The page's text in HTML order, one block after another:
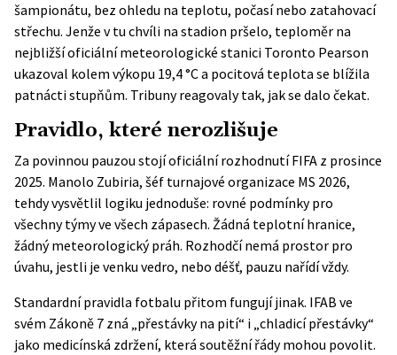
šampionátu, bez ohledu na teplotu, počasí nebo zatahovací
střechu. Jenže v tu chvíli na stadion pršelo, teploměr na
nejbližší oficiální meteorologické stanici Toronto Pearson
ukazoval kolem výkopu 19,4 °C a pocitová teplota se blížila
patnácti stupňům. Tribuny reagovaly tak, jak se dalo čekat.
Pravidlo, které nerozlišuje
Za povinnou pauzou stojíoficiální rozhodnutí FIFA z prosince
2025. Manolo Zubiria, šéf turnajové organizace MS 2026,
tehdy vysvětlil logiku jednoduše: rovné podmínky pro
všechny týmy ve všech zápasech. Žádná teplotní hranice,
žádný meteorologický práh. Rozhodčí nemá prostor pro
úvahu, jestli je venku vedro, nebo déšť, pauzu nařídí vždy.
Standardní pravidla fotbalu přitom fungují jinak. IFAB ve
svém Zákoně 7 zná „přestávky na pití“ i „chladicí přestávky“
jako medicínská zdržení, která soutěžní řády mohou povolit.